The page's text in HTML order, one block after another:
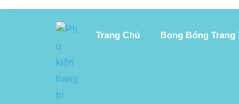
Trang Chủ Bong Bóng Trang